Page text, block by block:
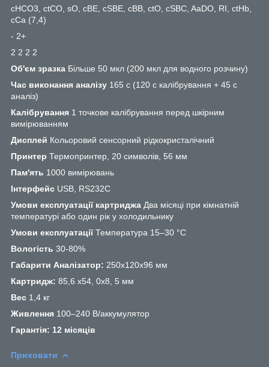
cHCO3, ctCO, sO, cBE, cSBE, cBB, ctO, cSBC, AaDO, RI, ctHb,
cCa (7,4)
- 2+
2 2 2 2
Об'єм зразка Більше 50 мкл (200 мкл для водного розчину)
Час виконання аналізу 165 с (120 с калібрування + 45 с
аналіз)
Калібрування 1 точкове калібрування перед шкірним
вимірюванням
Дисплей Кольоровий сенсорний рідкокристалічний
Принтер Термопринтер, 20 символів, 56 мм
Пам'ять 1000 вимірювань
Інтерфейс USB, RS232C
Умови експлуатації картриджа Два місяці при кімнатній
температурі або один рік у холодильнику
Умови експлуатаціїТемпература 15–30 °С
Вологість 30-80%
Габарити Аналізатор: 250х120х96 мм
Картридж: 85,6 х54, 0х8, 5 мм
Вес 1,4 кг
Живлення 100–240 В/аккумулятор
Гарантія: 12 місяців
Приховати